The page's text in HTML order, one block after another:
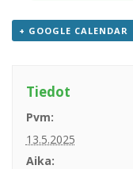
+ GOOGLE CALENDAR
Tiedot
Pvm:
13.5.2025
Aika: